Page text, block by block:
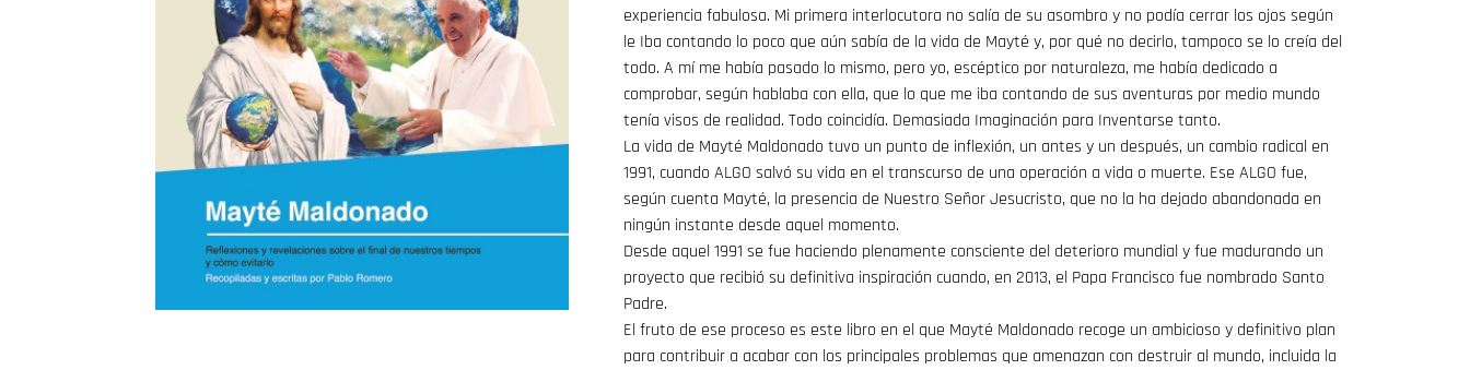
experiencia fabulosa. Mi primera interlocutora no salía de su asombro y no podía cerrar los ojos según
le Iba contando lo poco que aún sabía de la vida de Mayté y, por qué no decirlo, tampoco se lo creía del
todo. A mí me había pasado lo mismo, pero yo, escéptico por naturaleza, me había dedicado a
comprobar, según hablaba con ella, que lo que me iba contando de sus aventuras por medio mundo
tenía visos de realidad. Todo coincidía. Demasiada Imaginación para Inventarse tanto.
La vida de Mayté Maldonado tuvo un punto de inflexión, un antes y un después, un cambio radical en
1991, cuando ALGO salvó su vida en el transcurso de una operación a vida o muerte. Ese ALGO fue,
según cuenta Mayté, la presencia de Nuestro Señor Jesucristo, que no la ha dejado abandonada en
ningún instante desde aquel momento.
Desde aquel 1991 se fue haciendo plenamente consciente del deterioro mundial y fue madurando un
proyecto que recibió su definitiva inspiración cuando, en 2013, el Papa Francisco fue nombrado Santo
Padre.
El fruto de ese proceso es este libro en el que Mayté Maldonado recoge un ambicioso y definitivo plan
para contribuir a acabar con los principales problemas que amenazan con destruir al mundo, incluida la